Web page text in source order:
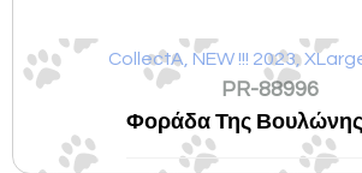
CollectA NEW !!! 2023,
PR-88996
Φοράδα Της Βουλώνης